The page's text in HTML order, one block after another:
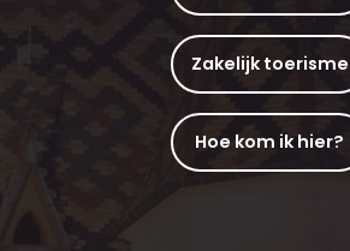
Zakelijk toerisme
Hoe kom ik hier?